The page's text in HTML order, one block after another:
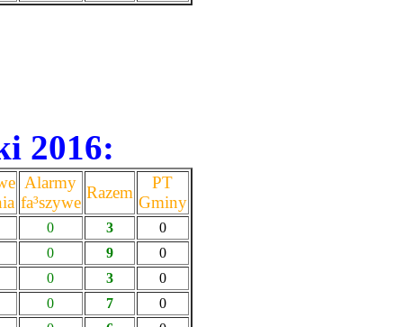
2016:
Alarmy
fa³szywe
Razem
PT
Gminy
0 3
0
0
9
0
0
3
0
0
7
0